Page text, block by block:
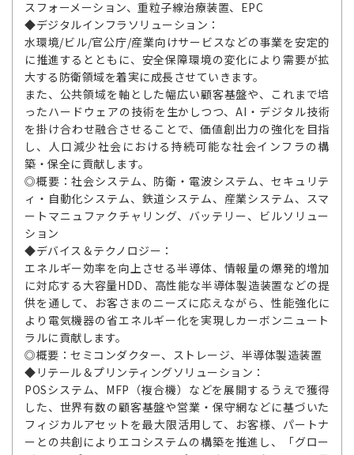
スフォーメーション、重粒子線治療装置、EPC
◆デジタルインフラソリューション：
水環境/ビル/官公庁/産業向けサービスなどの事業を安定的
に推進するとともに、安全保障環境の変化により需要が拡
大する防衛領域を着実に成長させていきます。
また、公共領域を軸とした幅広い顧客基盤や、これまで培
ったハードウェアの技術を生かしつつ、AI・デジタル技術
を掛け合わせ融合させることで、価値創出力の強化を目指
し、人口減少社会における持続可能な社会インフラの構
築・保全に貢献します。
◎概要：社会システム、防衛・電波システム、セキュリテ
ィ・自動化システム、鉄道システム、産業システム、スマ
ートマニュファクチャリング、バッテリー、ビルソリュー
ション
◆デバイス＆テクノロジー：
エネルギー効率を向上させる半導体、情報量の爆発的増加
に対応する大容量HDD、高性能な半導体製造装置などの提
供を通して、お客さまのニーズに応えながら、性能強化に
より電気機器の省エネルギー化を実現しカーボンニュート
ラルに貢献します。
◎概要：セミコンダクター、ストレージ、半導体製造装置
◆リテール＆プリンティングソリューション：
POSシステム、MFP（複合機）などを展開するうえで獲得
した、世界有数の顧客基盤や営業・保守網などに基づいた
フィジカルアセットを最大限活用して、お客様、パートナ
ーとの共創によりエコシステムの構築を推進し、「グロー